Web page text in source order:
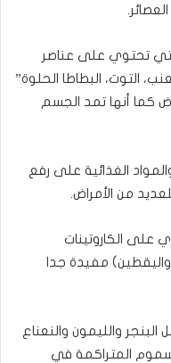
تحتوي على عناصر
التوت، البطاطا الحلوة”
كما أنها تمد الجسم
الغذائية على رفع
من الأمراض.
على الكاروتينات
مفيدة جدا
والليمون والنعناع
المتراكمة في